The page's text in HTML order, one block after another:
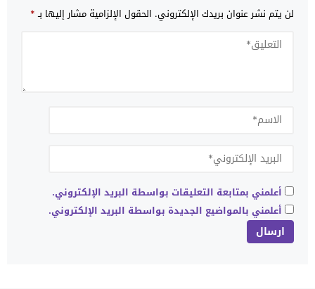
لن يتم نشر عنوان بريدك الإلكتروني. الحقول الإلزامية مشار إليها بـ*
أعلمني بمتابعة التعليقات بواسطة البريد الإلكتروني.
أعلمني بالمواضيع الجديدة بواسطة البريد الإلكتروني.